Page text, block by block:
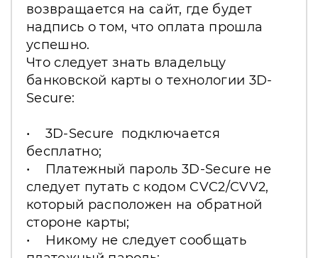
возвращается на сайт, где будет
надпись о том, что оплата прошла
успешно.
Что следует знать владельцу
банковской карты о технологии 3D-
Secure:
• 3D-Secure подключается
бесплатно;
• Платежный пароль 3D-Secure не
следует путать с кодом CVC2/CVV2,
который расположен на обратной
стороне карты;
• Никому не следует сообщать